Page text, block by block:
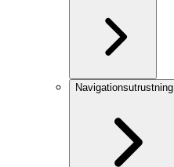
Navigationsutrustning